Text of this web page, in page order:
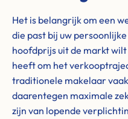
Het is belangrijk om een
die past bij uw
hoofdprijs uit de markt
heeft om het
traditionele makelaar
daarentegen maximale
zijn van lopende